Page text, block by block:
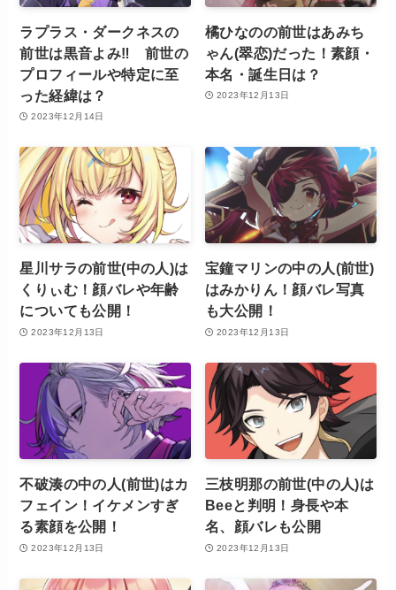
ラプラス・ダークネスの
前世は黒音よみ‼ 前世の
プロフィールや特定に至
った経緯は？
2023年12月14日
橘ひなのの前世はあみち
ゃん(翠恋)だった！素顔・
本名・誕生日は？
2023年12月13日
星川サラの前世(中の人)は
くりぃむ！顔バレや年齢
についても公開！
2023年12月13日
宝鐘マリンの中の人(前世)
はみかりん！顔バレ写真
も大公開！
2023年12月13日
不破湊の中の人(前世)はカ
フェイン！イケメンすぎ
る素顔を公開！
2023年12月13日
三枝明那の前世(中の人)は
Beeと判明！身長や本
名、顔バレも公開
2023年12月13日